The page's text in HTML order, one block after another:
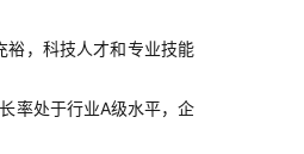
裕，科技人才和专业技能
率处于行业A级水平，企